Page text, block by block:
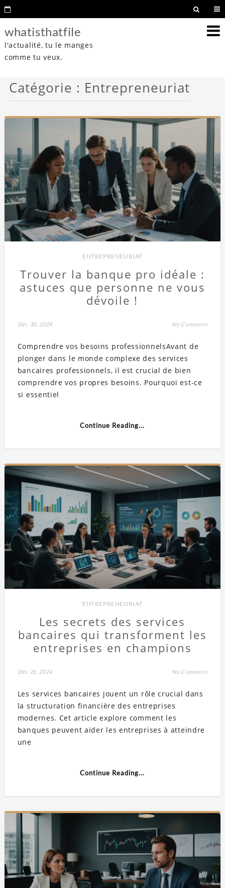
whatisthatfile
l'actualité, tu le manges
comme tu veux.
Catégorie : Entrepreneuriat
ENTREPRENEURIAT
Trouver la banque pro idéale :
astuces que personne ne vous
dévoile !
Déc 30, 2024 No Comment
Comprendre vos besoins professionnelsAvant de
plonger dans le monde complexe des services
bancaires professionnels, il est crucial de bien
comprendre vos propres besoins. Pourquoi est-ce
si essentiel
Continue Reading...
ENTREPRENEURIAT
Les secrets des services
bancaires qui transforment les
entreprises en champions
Déc 26, 2024 No Comment
Les services bancaires jouent un rôle crucial dans
la structuration financière des entreprises
modernes. Cet article explore comment les
banques peuvent aider les entreprises à atteindre
une
Continue Reading...